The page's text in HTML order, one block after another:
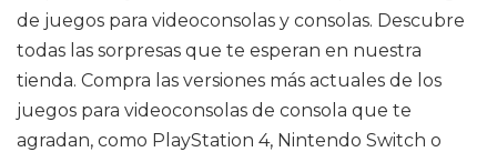
de juegos para videoconsolas y consolas. Descubre
todas las sorpresas que te esperan en nuestra
tienda. Compra las versiones más actuales de los
juegos para videoconsolas de consola que te
agradan, como PlayStation 4, Nintendo Switch o